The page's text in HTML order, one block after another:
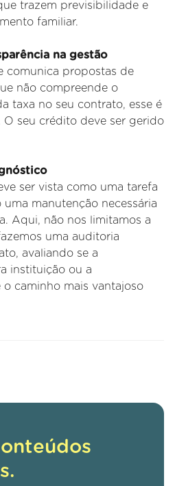
trazem previsibilidade e
familiar.
na gestão
comunica propostas de
não compreende o
taxa no seu contrato, esse é
O seu crédito deve ser gerido
ser vista como uma tarefa
manutenção necessária
Aqui, não nos limitamos a
uma auditoria
avaliando se a
instituição ou a
o caminho mais vantajoso